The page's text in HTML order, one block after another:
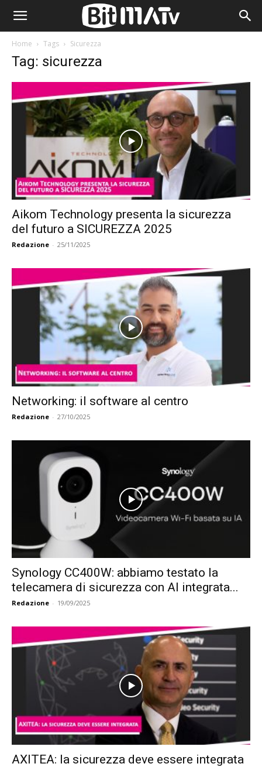
Home Tags Sicurezza
Tag: sicurezza
Aikom Technology presenta la sicurezza
del futuro a SICUREZZA 2025
Redazione - 25/11/2025
Networking: il software al centro
Redazione - 27/10/2025
Synology CC400W: abbiamo testato la
telecamera di sicurezza con AI integrata...
Redazione - 19/09/2025
AXITEA: la sicurezza deve essere integrata